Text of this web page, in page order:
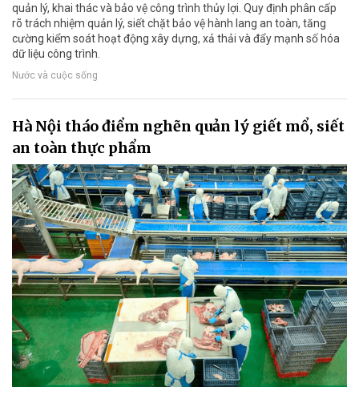
quản lý, khai thác và bảo vệ công trình thủy lợi. Quy định phân cấp
rõ trách nhiệm quản lý, siết chặt bảo vệ hành lang an toàn, tăng
cường kiểm soát hoạt động xây dựng, xả thải và đẩy mạnh số hóa
dữ liệu công trình.
Nước và cuộc sống
Hà Nội tháo điểm nghẽn quản lý giết mổ, siết
an toàn thực phẩm